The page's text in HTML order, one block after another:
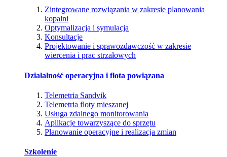
Zintegrowane rozwiązania w zakresie planowania
kopalni
Optymalizacja i symulacja
Konsultacje
Projektowanie i sprawozdawczość w zakresie
wiercenia i prac strzałowych
Działalność operacyjna i flota powiązana
Telemetria Sandvik
Telemetria floty mieszanej
Usługa zdalnego monitorowania
Aplikacje towarzyszące do sprzętu
Planowanie operacyjne i realizacja zmian
Szkolenie